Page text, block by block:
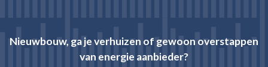
Nieuwbouw, ga je verhuizen of gewoon overstappen
van energie aanbieder?